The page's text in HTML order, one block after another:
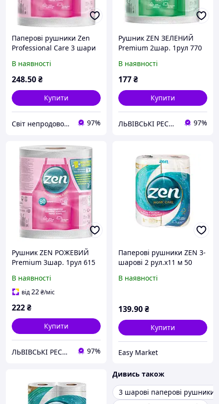
Паперові рушники Zen
Professional Care 3 шари
білий, 3 шари
В наявності
248.50₴
Купити
Світ непродовольчих товарів 97%
Рушник ZEN ЗЕЛЕНИЙ
Premium 2шар. 1рул 770
В наявності
177₴
Купити
ЛЬВІВСЬКІ РЕСУРСИ 97%
Рушник ZEN РОЖЕВИЙ
Premium 3шар. 1рул 615
В наявності
від22₴/міс
222₴
Купити
ЛЬВІВСЬКІ РЕСУРСИ 97%
Паперові рушники ZEN 3-
шарові 2 рул.х11 м 50
В наявності
139.90₴
Купити
Easy Market
Дивись також
3 шарові паперові рушники